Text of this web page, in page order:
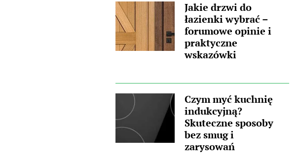
Jakie drzwi do
łazienki wybrać –
forumowe opinie i
praktyczne
wskazówki
Czym myć kuchnię
indukcyjną?
Skuteczne sposoby
bez smug i
zarysowań